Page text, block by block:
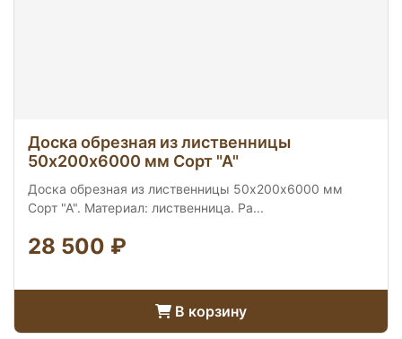
Доска обрезная из лиственницы
50х200х6000 мм Сорт "А"
Доска обрезная из лиственницы 50х200х6000 мм
Сорт "А". Материал: лиственница. Ра...
28 500 ₽
В корзину